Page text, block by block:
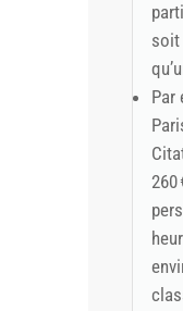
soit
Par
260